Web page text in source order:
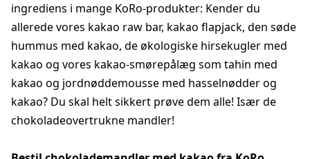
ingrediens i mange KoRo-produkter: Kender du
allerede vores kakao raw bar, kakao flapjack, den søde
hummus med kakao, de økologiske hirsekugler med
kakao og vores kakao-smørepålæg som tahin med
kakao og jordnøddemousse med hasselnødder og
kakao? Du skal helt sikkert prøve dem alle! Især de
chokoladeovertrukne mandler!